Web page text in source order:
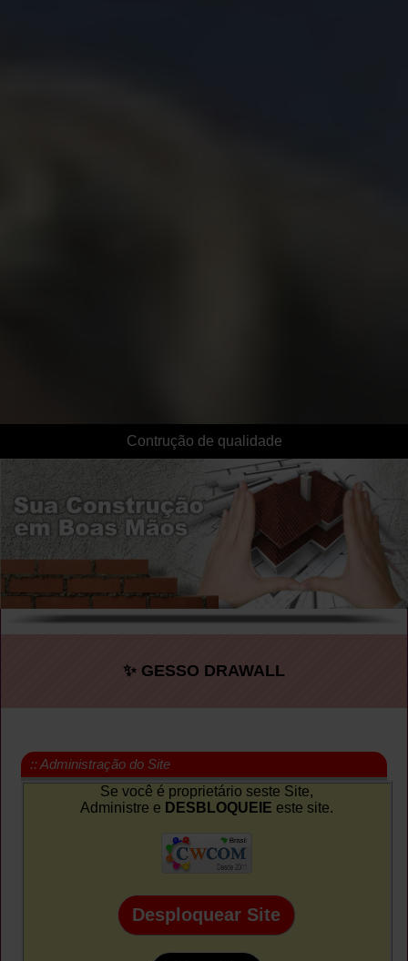
Contrução de qualidade
✨ GESSO DRAWALL
:: Administração do Site
Se você é proprietário seste Site,
Administre e DESBLOQUEIE este site.
Desploquear Site